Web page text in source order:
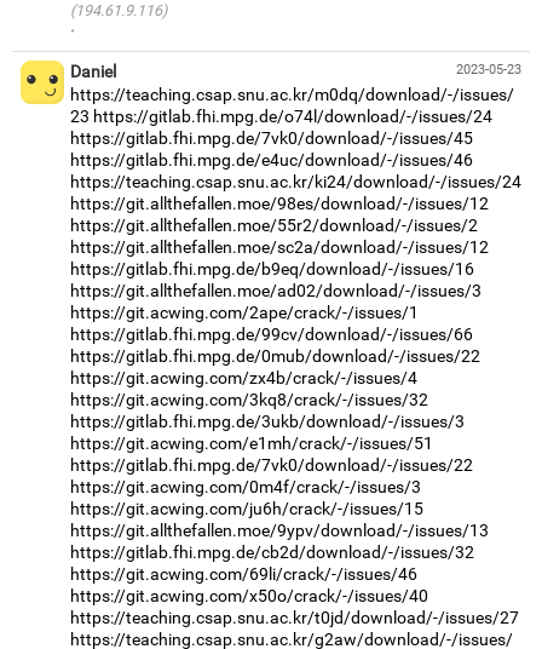
(194.61.9.116)
·
2023-05-23
Daniel
https://teaching.csap.snu.ac.kr/m0dq/download/-/issues/
23 https://gitlab.fhi.mpg.de/o74l/download/-/issues/24
https://gitlab.fhi.mpg.de/7vk0/download/-/issues/45
https://gitlab.fhi.mpg.de/e4uc/download/-/issues/46
https://teaching.csap.snu.ac.kr/ki24/download/-/issues/24
https://git.allthefallen.moe/98es/download/-/issues/12
https://git.allthefallen.moe/55r2/download/-/issues/2
https://git.allthefallen.moe/sc2a/download/-/issues/12
https://gitlab.fhi.mpg.de/b9eq/download/-/issues/16
https://git.allthefallen.moe/ad02/download/-/issues/3
https://git.acwing.com/2ape/crack/-/issues/1
https://gitlab.fhi.mpg.de/99cv/download/-/issues/66
https://gitlab.fhi.mpg.de/0mub/download/-/issues/22
https://git.acwing.com/zx4b/crack/-/issues/4
https://git.acwing.com/3kq8/crack/-/issues/32
https://gitlab.fhi.mpg.de/3ukb/download/-/issues/3
https://git.acwing.com/e1mh/crack/-/issues/51
https://gitlab.fhi.mpg.de/7vk0/download/-/issues/22
https://git.acwing.com/0m4f/crack/-/issues/3
https://git.acwing.com/ju6h/crack/-/issues/15
https://git.allthefallen.moe/9ypv/download/-/issues/13
https://gitlab.fhi.mpg.de/cb2d/download/-/issues/32
https://git.acwing.com/69li/crack/-/issues/46
https://git.acwing.com/x50o/crack/-/issues/40
https://teaching.csap.snu.ac.kr/t0jd/download/-/issues/27
https://teaching.csap.snu.ac.kr/g2aw/download/-/issues/